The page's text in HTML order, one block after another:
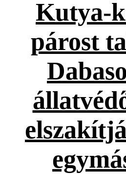
Kutya-
párost